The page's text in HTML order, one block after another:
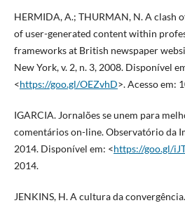
HERMIDA, A.; THURMAN, N. A clash
of user-generated content within
frameworks at British newspaper
New York, v. 2, n. 3, 2008. Disponível
<https://goo.gl/OEZvhD>. Acesso em:
IGARCIA. Jornalões se unem para
comentários on-line. Observatório da
2014. Disponível em: <https://goo.gl/
2014.
JENKINS, H. A cultura da